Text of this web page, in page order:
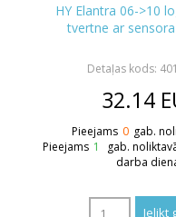
HY Elantra 06->10
tvertne ar
Detaļas kods:
32.14
Pieejams 0 gab.
Pieejams 1
gab.
darba